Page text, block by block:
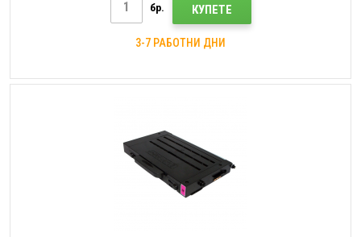
бр. КУПЕТЕ
3-7 РАБОТНИ ДНИ